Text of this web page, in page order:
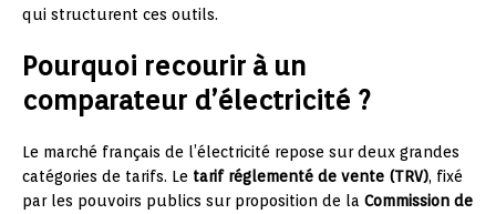
qui structurent ces outils.
Pourquoi recourir à un
comparateur d’électricité ?
Le marché français de l’électricité repose sur deux grandes
catégories de tarifs. Le tarif réglementé de vente (TRV), fixé
par les pouvoirs publics sur proposition de la Commission de